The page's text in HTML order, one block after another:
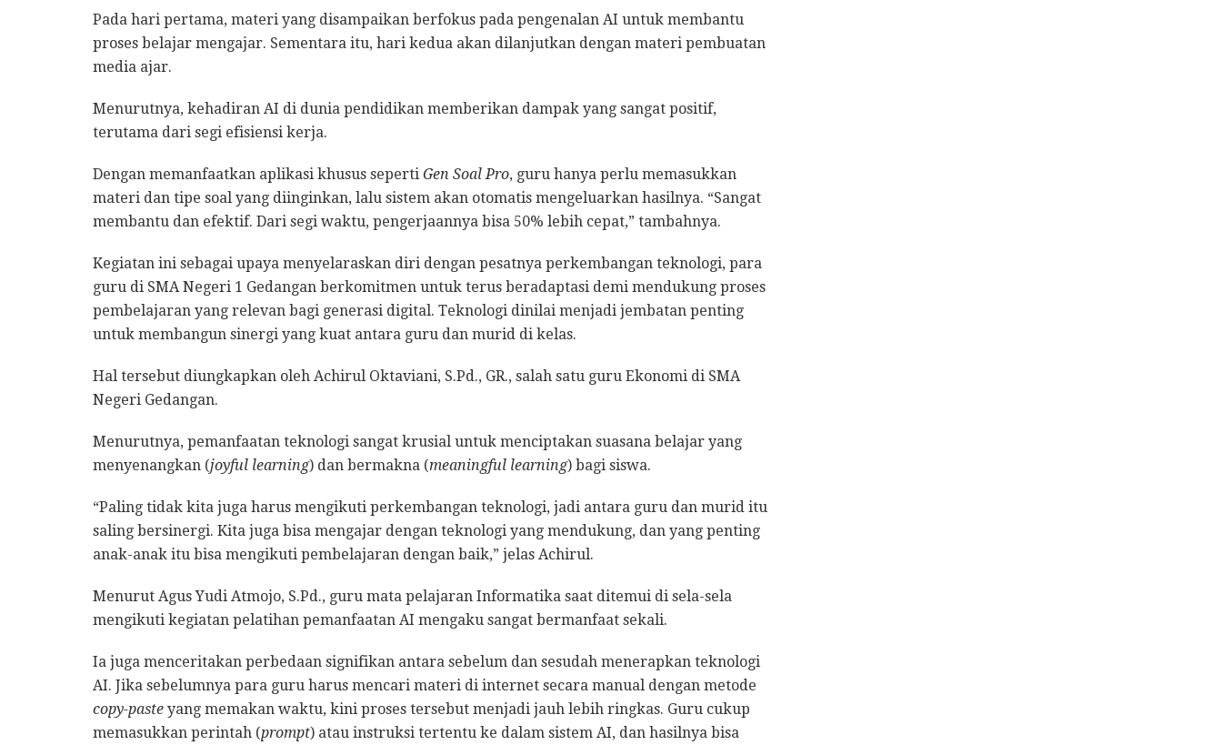
Pada hari pertama, materi yang disampaikan berfokus pada pengenalan AI untuk membantu
proses belajar mengajar. Sementara itu, hari kedua akan dilanjutkan dengan materi pembuatan
media ajar.
Menurutnya, kehadiran AI di dunia pendidikan memberikan dampak yang sangat positif,
terutama dari segi efisiensi kerja.
Dengan memanfaatkan aplikasi khusus seperti Gen Soal Pro, guru hanya perlu memasukkan
materi dan tipe soal yang diinginkan, lalu sistem akan otomatis mengeluarkan hasilnya. “Sangat
membantu dan efektif. Dari segi waktu, pengerjaannya bisa 50% lebih cepat,” tambahnya.
Kegiatan ini sebagai upaya menyelaraskan diri dengan pesatnya perkembangan teknologi, para
guru di SMA Negeri 1 Gedangan berkomitmen untuk terus beradaptasi demi mendukung proses
pembelajaran yang relevan bagi generasi digital. Teknologi dinilai menjadi jembatan penting
untuk membangun sinergi yang kuat antara guru dan murid di kelas.
Hal tersebut diungkapkan oleh Achirul Oktaviani, S.Pd., GR., salah satu guru Ekonomi di SMA
Negeri Gedangan.
Menurutnya, pemanfaatan teknologi sangat krusial untuk menciptakan suasana belajar yang
menyenangkan (joyful learning) dan bermakna (meaningful learning) bagi siswa.
“Paling tidak kita juga harus mengikuti perkembangan teknologi, jadi antara guru dan murid itu
saling bersinergi. Kita juga bisa mengajar dengan teknologi yang mendukung, dan yang penting
anak-anak itu bisa mengikuti pembelajaran dengan baik,” jelas Achirul.
Menurut Agus Yudi Atmojo, S.Pd., guru mata pelajaran Informatika saat ditemui di sela-sela
mengikuti kegiatan pelatihan pemanfaatan AI mengaku sangat bermanfaat sekali.
Ia juga menceritakan perbedaan signifikan antara sebelum dan sesudah menerapkan teknologi
AI. Jika sebelumnya para guru harus mencari materi di internet secara manual dengan metode
copy-paste yang memakan waktu, kini proses tersebut menjadi jauh lebih ringkas. Guru cukup
memasukkan perintah (prompt) atau instruksi tertentu ke dalam sistem AI, dan hasilnya bisa